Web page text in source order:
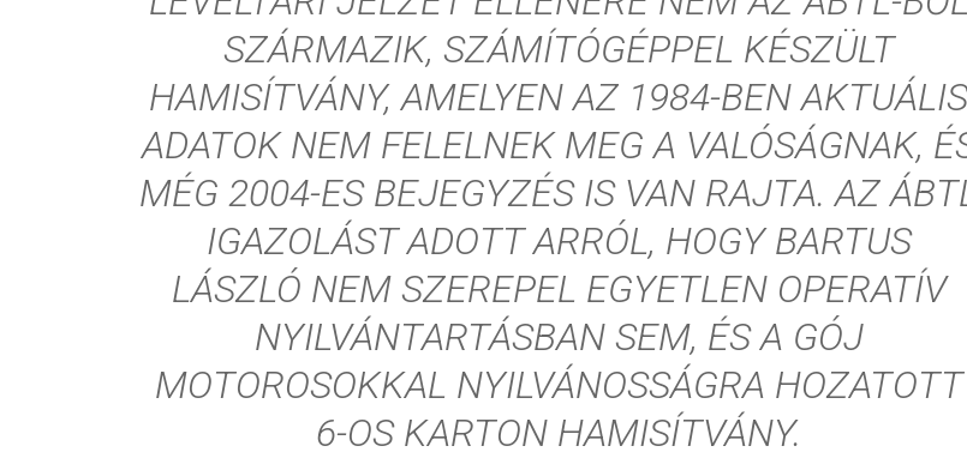
SZÁRMAZIK, SZÁMÍTÓGÉPPEL KÉSZÜLT
HAMISÍTVÁNY, AMELYEN AZ 1984-BEN
ADATOK NEM FELELNEK MEG A VALÓSÁGNAK,
MÉG 2004-ES BEJEGYZÉS IS VAN RAJTA. AZ
IGAZOLÁST ADOTT ARRÓL, HOGY BARTUS
LÁSZLÓ NEM SZEREPEL EGYETLEN OPERATÍV
NYILVÁNTARTÁSBAN SEM, ÉS A GÓJ
MOTOROSOKKAL NYILVÁNOSSÁGRA HOZATOTT
6-OS KARTON HAMISÍTVÁNY.